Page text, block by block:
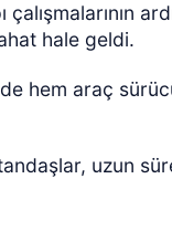
çalışmalarının
hale geldi.
hem araç
uzun